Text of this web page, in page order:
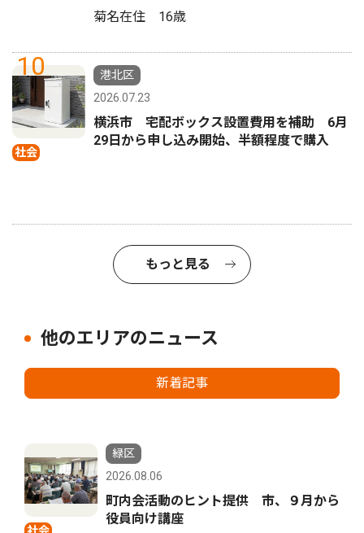
菊名在住 16歳
10
社会
港北区
2026.07.23
横浜市 宅配ボックス設置費用を補助 6月
29日から申し込み開始、半額程度で購入
もっと見る
他のエリアのニュース
新着記事
緑区
2026.08.06
町内会活動のヒント提供 市、９月から
役員向け講座